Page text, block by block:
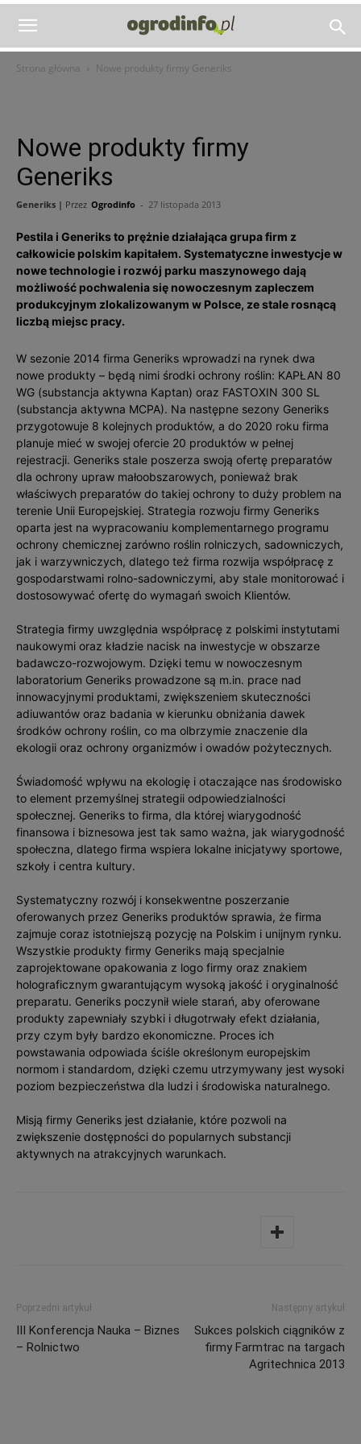
Strona główna Nowe produkty firmy Generiks
Nowe produkty firmy
Generiks
Generiks | Przez Ogrodinfo - 27 listopada 2013
Pestila i Generiks to prężnie działająca grupa firm z
całkowicie polskim kapitałem. Systematyczne inwestycje w
nowe technologie i rozwój parku maszynowego dają
możliwość pochwalenia się nowoczesnym zapleczem
produkcyjnym zlokalizowanym w Polsce, ze stale rosnącą
liczbą miejsc pracy.
W sezonie 2014 firma Generiks wprowadzi na rynek dwa
nowe produkty – będą nimi środki ochrony roślin: KAPŁAN 80
WG (substancja aktywna Kaptan) oraz FASTOXIN 300 SL
(substancja aktywna MCPA). Na następne sezony Generiks
przygotowuje 8 kolejnych produktów, a do 2020 roku firma
planuje mieć w swojej ofercie 20 produktów w pełnej
rejestracji. Generiks stale poszerza swoją ofertę preparatów
dla ochrony upraw małoobszarowych, ponieważ brak
właściwych preparatów do takiej ochrony to duży problem na
terenie Unii Europejskiej. Strategia rozwoju firmy Generiks
oparta jest na wypracowaniu komplementarnego programu
ochrony chemicznej zarówno roślin rolniczych, sadowniczych,
jak i warzywniczych, dlatego też firma rozwija współpracę z
gospodarstwami rolno-sadowniczymi, aby stale monitorować i
dostosowywać ofertę do wymagań swoich Klientów.
Strategia firmy uwzględnia współpracę z polskimi instytutami
naukowymi oraz kładzie nacisk na inwestycje w obszarze
badawczo-rozwojowym. Dzięki temu w nowoczesnym
laboratorium Generiks prowadzone są m.in. prace nad
innowacyjnymi produktami, zwiększeniem skuteczności
adiuwantów oraz badania w kierunku obniżania dawek
środków ochrony roślin, co ma olbrzymie znaczenie dla
ekologii oraz ochrony organizmów i owadów pożytecznych.
Świadomość wpływu na ekologię i otaczające nas środowisko
to element przemyślnej strategii odpowiedzialności
społecznej. Generiks to firma, dla której wiarygodność
finansowa i biznesowa jest tak samo ważna, jak wiarygodność
społeczna, dlatego firma wspiera lokalne inicjatywy sportowe,
szkoły i centra kultury.
Systematyczny rozwój i konsekwentne poszerzanie
oferowanych przez Generiks produktów sprawia, że firma
zajmuje coraz istotniejszą pozycję na Polskim i unijnym rynku.
Wszystkie produkty firmy Generiks mają specjalnie
zaprojektowane opakowania z logo firmy oraz znakiem
holograficznym gwarantującym wysoką jakość i oryginalność
preparatu. Generiks poczynił wiele starań, aby oferowane
produkty zapewniały szybki i długotrwały efekt działania,
przy czym były bardzo ekonomiczne. Proces ich
powstawania odpowiada ściśle określonym europejskim
normom i standardom, dzięki czemu utrzymywany jest wysoki
poziom bezpieczeństwa dla ludzi i środowiska naturalnego.
Misją firmy Generiks jest działanie, które pozwoli na
zwiększenie dostępności do popularnych substancji
aktywnych na atrakcyjnych warunkach.
Poprzedni artykuł
III Konferencja Nauka – Biznes
– Rolnictwo
Następny artykuł
Sukces polskich ciągników z
firmy Farmtrac na targach
Agritechnica 2013